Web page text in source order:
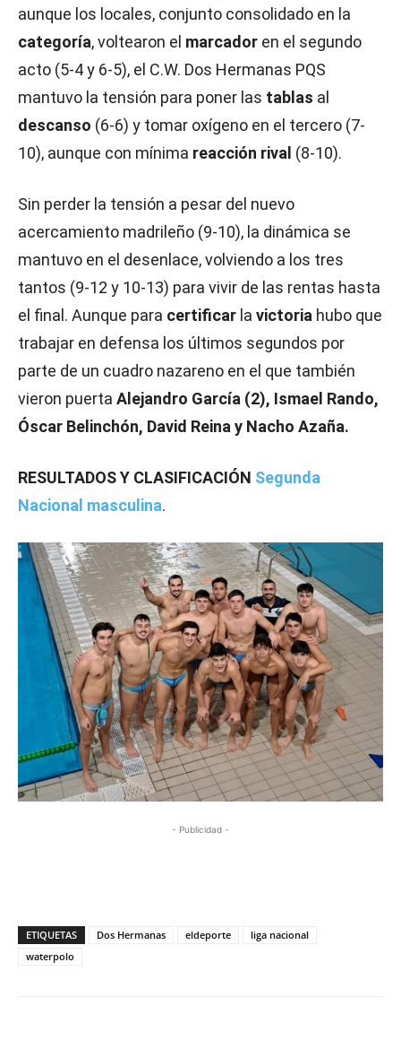
aunque los locales, conjunto consolidado en la
categoría, voltearon el marcador en el segundo
acto (5-4 y 6-5), el C.W. Dos Hermanas PQS
mantuvo la tensión para poner las tablas al
descanso (6-6) y tomar oxígeno en el tercero (7-
10), aunque con mínima reacción rival (8-10).
Sin perder la tensión a pesar del nuevo
acercamiento madrileño (9-10), la dinámica se
mantuvo en el desenlace, volviendo a los tres
tantos (9-12 y 10-13) para vivir de las rentas hasta
el final. Aunque para certificar la victoria hubo que
trabajar en defensa los últimos segundos por
parte de un cuadro nazareno en el que también
vieron puerta Alejandro García (2), Ismael Rando,
Óscar Belinchón, David Reina y Nacho Azaña.
RESULTADOS Y CLASIFICACIÓN Segunda
Nacional masculina.
- Publicidad -
ETIQUETAS Dos Hermanas eldeporte
liga nacional
waterpolo